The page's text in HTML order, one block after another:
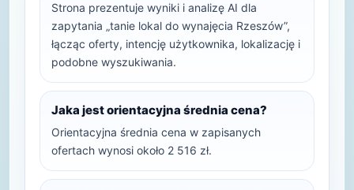
Strona prezentuje wyniki i analizę AI dla
zapytania „tanie lokal do wynajęcia Rzeszów”,
łącząc oferty, intencję użytkownika, lokalizację i
podobne wyszukiwania.
Jaka jest orientacyjna średnia cena?
Orientacyjna średnia cena w zapisanych
ofertach wynosi około 2 516 zł.